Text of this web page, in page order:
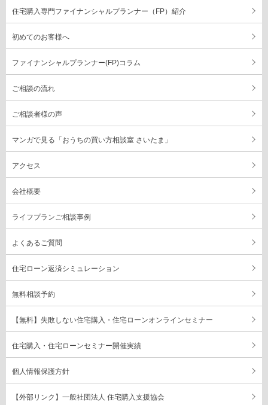
住宅購入専門ファイナンシャルプランナー（FP）紹介
初めてのお客様へ
ファイナンシャルプランナー(FP)コラム
ご相談の流れ
ご相談者様の声
マンガで見る「おうちの買い方相談室 さいたま」
アクセス
会社概要
ライフプランご相談事例
よくあるご質問
住宅ローン返済シミュレーション
無料相談予約
【無料】失敗しない住宅購入・住宅ローンオンラインセミナー
住宅購入・住宅ローンセミナー開催実績
個人情報保護方針
【外部リンク】一般社団法人 住宅購入支援協会